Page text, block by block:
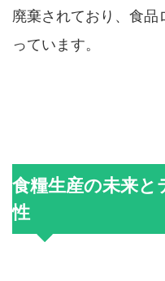
廃棄されており、食品
っています。
食糧生産の未来
性